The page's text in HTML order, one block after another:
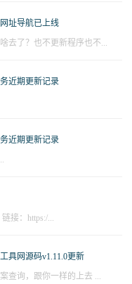
址导航已上线
去了？也不更新程序也不...
近期更新记录
近期更新记录
接：https:/...
具网源码v1.11.0更新
查询，跟你一样的上去 ...